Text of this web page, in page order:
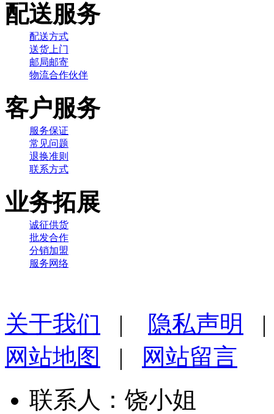
配送服务
配送方式
送货上门
邮局邮寄
物流合作伙伴
客户服务
服务保证
常见问题
退换准则
联系方式
业务拓展
诚征供货
批发合作
分销加盟
服务网络
关于我们 | 隐私声明
网站地图
|
网站留言
联系人：饶小姐